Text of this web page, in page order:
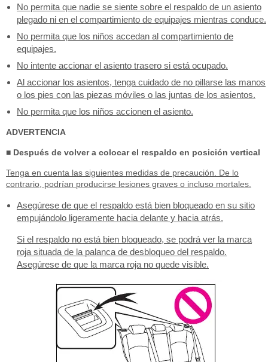
No permita que nadie se siente sobre el respaldo de un asiento
plegado ni en el compartimiento de equipajes mientras conduce.
No permita que los niños accedan al compartimiento de
equipajes.
No intente accionar el asiento trasero si está ocupado.
Al accionar los asientos, tenga cuidado de no pillarse las manos
o los pies con las piezas móviles o las juntas de los asientos.
No permita que los niños accionen el asiento.
ADVERTENCIA
■ Después de volver a colocar el respaldo en posición vertical
Tenga en cuenta las siguientes medidas de precaución. De lo
contrario, podrían producirse lesiones graves o incluso mortales.
Asegúrese de que el respaldo está bien bloqueado en su sitio
empujándolo ligeramente hacia delante y hacia atrás.
Si el respaldo no está bien bloqueado, se podrá ver la marca
roja situada de la palanca de desbloqueo del respaldo.
Asegúrese de que la marca roja no quede visible.